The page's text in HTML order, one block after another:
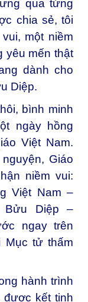
qua từng
chia sẻ, tôi
một niềm
yêu mến thật
dành cho
Diệp.
bình minh
ngày hồng
Việt Nam.
Giáo
niềm vui:
Việt Nam –
Bửu Diệp –
ngay trên
Mục tử thấm
hành trình
được kết tinh